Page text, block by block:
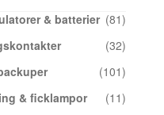
& batterier (81)
(32)
(101)
& ficklampor
(11)